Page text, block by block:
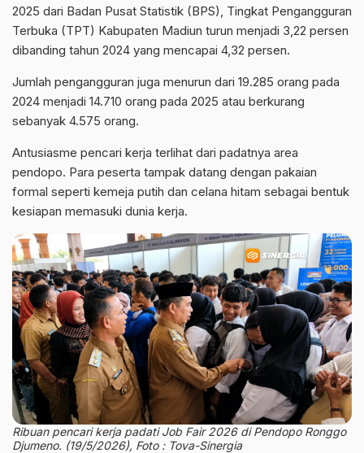
2025 dari Badan Pusat Statistik (BPS), Tingkat Pengangguran
Terbuka (TPT) Kabupaten Madiun turun menjadi 3,22 persen
dibanding tahun 2024 yang mencapai 4,32 persen.
Jumlah pengangguran juga menurun dari 19.285 orang pada
2024 menjadi 14.710 orang pada 2025 atau berkurang
sebanyak 4.575 orang.
Antusiasme pencari kerja terlihat dari padatnya area
pendopo. Para peserta tampak datang dengan pakaian
formal seperti kemeja putih dan celana hitam sebagai bentuk
kesiapan memasuki dunia kerja.
Ribuan pencari kerja padati Job Fair 2026 di Pendopo Ronggo
Djumeno. (19/5/2026), Foto : Tova-Sinergia